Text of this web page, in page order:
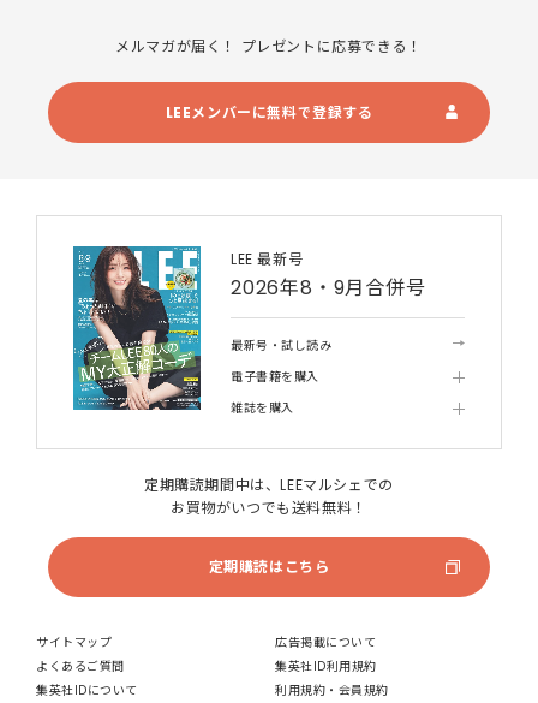
メルマガが届く！ プレゼントに応募できる！
LEEメンバーに無料で登録する
LEE 最新号
2026年8・9月合併号
最新号・試し読み
電子書籍を購入
雑誌を購入
定期購読期間中は、LEEマルシェでの
お買物がいつでも送料無料！
定期購読はこちら
サイトマップ
広告掲載について
よくあるご質問
集英社ID利用規約
集英社IDについて
利用規約・会員規約